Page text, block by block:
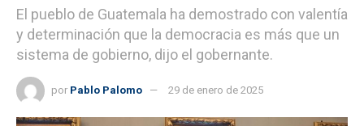
El pueblo de Guatemala ha demostrado con valentía
y determinación que la democracia es más que un
sistema de gobierno, dijo el gobernante.
por Pablo Palomo 29 de enero de 2025